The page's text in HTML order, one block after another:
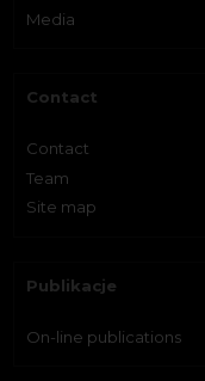
Media
Contact
Contact
Team
Site map
Publikacje
On-line publications